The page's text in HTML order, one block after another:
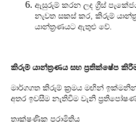
ඇසුරුම් කරන ලද ග්‍රීස්
නැවත සකස් කර, කිරුම්
යාන්ත්‍රණයට ඇතුළු වේ.
කිරුම් යාන්ත්‍රණය සහ ප්‍රතික්ෂේප
මාර්ගගත කිරුම් ක්‍රමය මඟින්
අතර ඉවසීම නැතිවීම වැනි ප්‍රතිපෝෂණ
තාක්ෂණික පරාමිතිය